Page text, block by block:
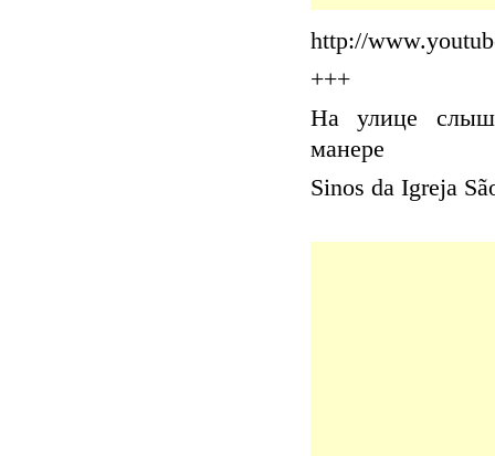
http://
+++
На улице
манере
Sinos da Igreja